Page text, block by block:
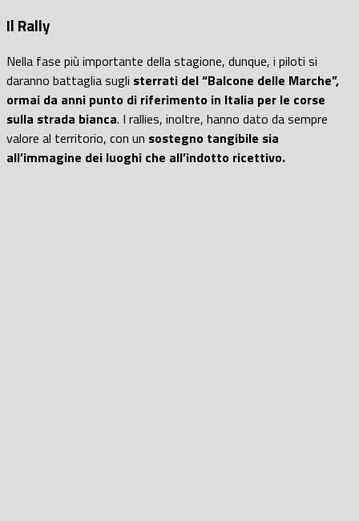
Il Rally
Nella fase più importante della stagione, dunque, i piloti si
daranno battaglia sugli sterrati del “Balcone delle Marche”,
ormai da anni punto di riferimento in Italia per le corse
sulla strada bianca. I rallies, inoltre, hanno dato da sempre
valore al territorio, con un sostegno tangibile sia
all’immagine dei luoghi che all’indotto ricettivo.